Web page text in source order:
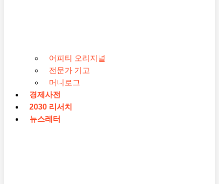
어피티 오리지널
전문가 기고
머니로그
경제사전
2030 리서치
뉴스레터